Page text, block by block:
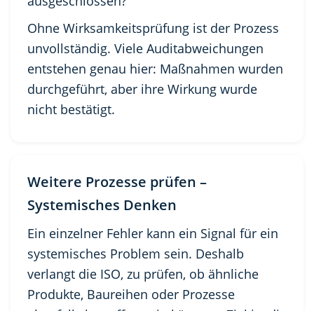
Ohne Wirksamkeitsprüfung ist der Prozess
unvollständig. Viele Auditabweichungen
entstehen genau hier: Maßnahmen wurden
durchgeführt, aber ihre Wirkung wurde
nicht bestätigt.
Weitere Prozesse prüfen –
Systemisches Denken
Ein einzelner Fehler kann ein Signal für ein
systemisches Problem sein. Deshalb
verlangt die ISO, zu prüfen, ob ähnliche
Produkte, Baureihen oder Prozesse